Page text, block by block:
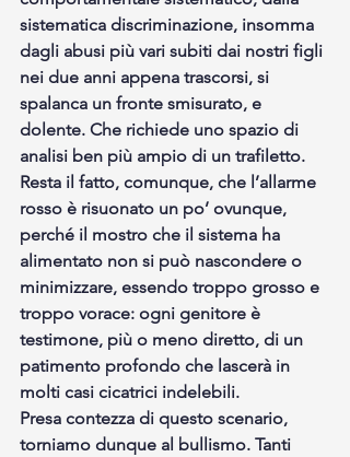
sistematica discriminazione, insomma
dagli abusi più vari subiti dai nostri figli
nei due anni appena trascorsi, si
spalanca un fronte smisurato, e
dolente. Che richiede uno spazio di
analisi ben più ampio di un trafiletto.
Resta il fatto, comunque, che l’allarme
rosso è risuonato un po’ ovunque,
perché il mostro che il sistema ha
alimentato non si può nascondere o
minimizzare, essendo troppo grosso e
troppo vorace: ogni genitore è
testimone, più o meno diretto, di un
patimento profondo che lascerà in
molti casi cicatrici indelebili.
Presa contezza di questo scenario,
torniamo dunque al bullismo. Tanti